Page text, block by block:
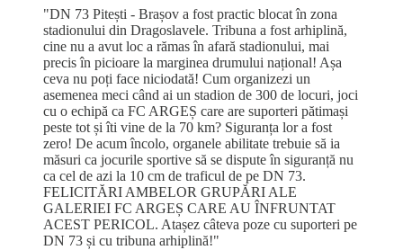
"DN 73 Pitești - Brașov a fost practic blocat în zona
stadionului din Dragoslavele. Tribuna a fost arhiplină,
cine nu a avut loc a rămas în afară stadionului, mai
precis în picioare la marginea drumului național! Așa
ceva nu poți face niciodată! Cum organizezi un
asemenea meci când ai un stadion de 300 de locuri, joci
cu o echipă ca FC ARGEȘ care are suporteri pătimași
peste tot și îti vine de la 70 km? Siguranța lor a fost
zero! De acum încolo, organele abilitate trebuie să ia
măsuri ca jocurile sportive să se dispute în siguranță nu
ca cel de azi la 10 cm de traficul de pe DN 73.
FELICITĂRI AMBELOR GRUPĂRI ALE
GALERIEI FC ARGEȘ CARE AU ÎNFRUNTAT
ACEST PERICOL. Atașez câteva poze cu suporteri pe
DN 73 și cu tribuna arhiplină!"